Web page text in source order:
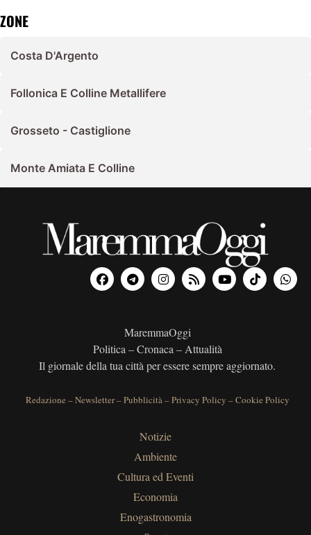
ZONE
Costa D'Argento
Follonica E Colline Metallifere
Grosseto - Castiglione
Monte Amiata E Colline
MaremmaOggi
Politica – Cronaca – Attualità
Il giornale della tua città per essere sempre aggiornato.
Redazione –Newsletter–Pubblicità–Privacy Policy –Cookie Policy
Notizie
Ambiente
Cultura ed Eventi
Economia
Enogastronomia